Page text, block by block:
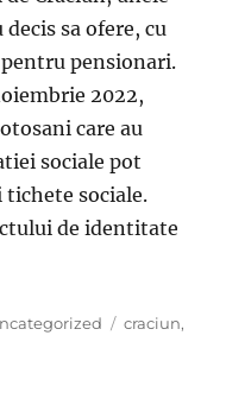
sa ofere, cu
pensionari.
2022,
care au
sociale pot
sociale.
de identitate
au facut
Tags
craciun,